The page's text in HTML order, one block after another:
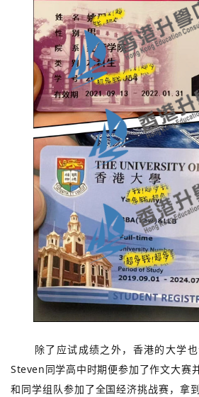
除了应试成绩之外，香港的大学也
Steven同学高中时期便参加了作文大赛
和同学组队参加了全国经济挑战赛，拿